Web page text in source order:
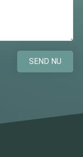
SEND NU